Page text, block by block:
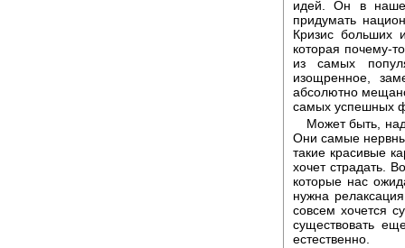
идей. Он в
придумать
Кризис больших
которая почему-
из самых
изощренное,
абсолютно
самых успешных
Может быть,
Они самые
такие красивые
хочет страдать.
которые нас
нужна
совсем хочется
существовать
естественно.